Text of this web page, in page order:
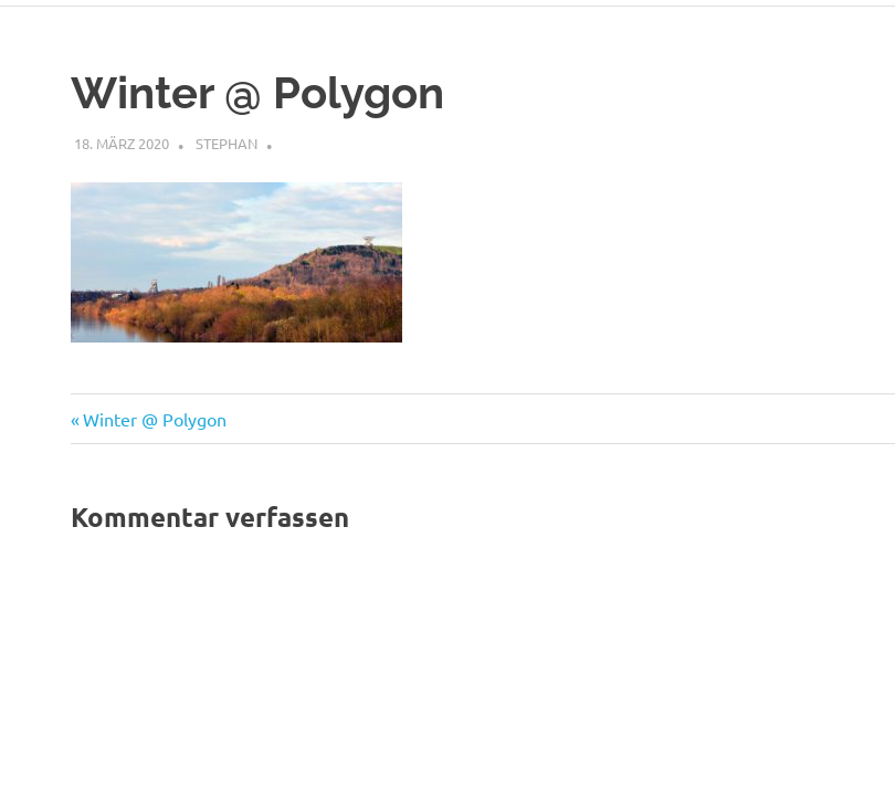
Winter @ Polygon
18. MÄRZ 2020 STEPHAN
Beitragsnavigation
Vorheriger
Beitrag:
Winter @ Polygon
Kommentar verfassen